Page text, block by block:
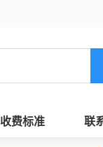
收费标准 联